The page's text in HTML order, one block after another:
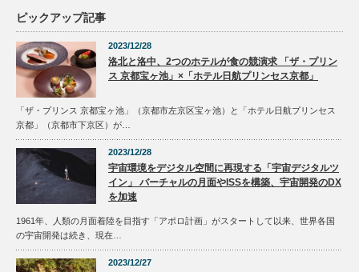
ピックアップ記事
2023/12/28
洛北と洛中、2つのホテルが食の競演求 「ザ・プリン
ス 京都宝ヶ池」×「ホテル日航プリンセス京都」
「ザ・プリンス 京都宝ヶ池」（京都市左京区宝ヶ池）と「ホテル日航プリンセス
京都」（京都市下京区）が…
2023/12/28
宇宙環境をデジタル空間に再現する「宇宙デジタルツ
イン」 バーチャルの月面やISSを構築、宇宙開発のDX
を加速
1961年、人類の月面着陸を目指す「アポロ計画」がスタートして以来、世界各国
の宇宙開発は続き、現在…
2023/12/27